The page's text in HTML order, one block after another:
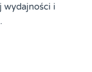
wydajności i